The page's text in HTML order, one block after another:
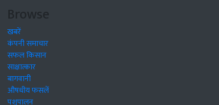
Browse
खबरें
कंपनी समाचार
सफल किसान
साक्षात्कार
बागवानी
औषधीय फसलें